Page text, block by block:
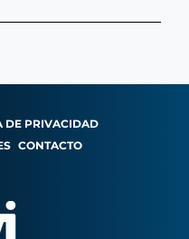
DE PRIVACIDAD
CONTACTO